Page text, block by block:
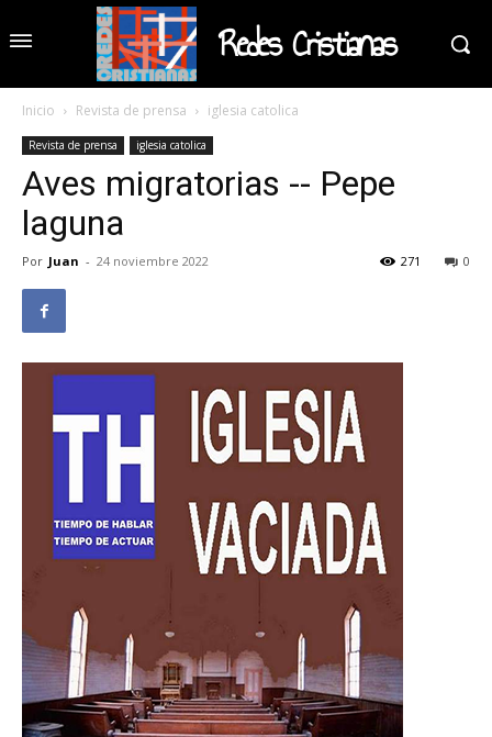
Redes Cristianas
Inicio Revista de prensa iglesia catolica
Revista de prensa iglesia catolica
Aves migratorias -- Pepe
laguna
Por Juan - 24 noviembre 2022 0
271